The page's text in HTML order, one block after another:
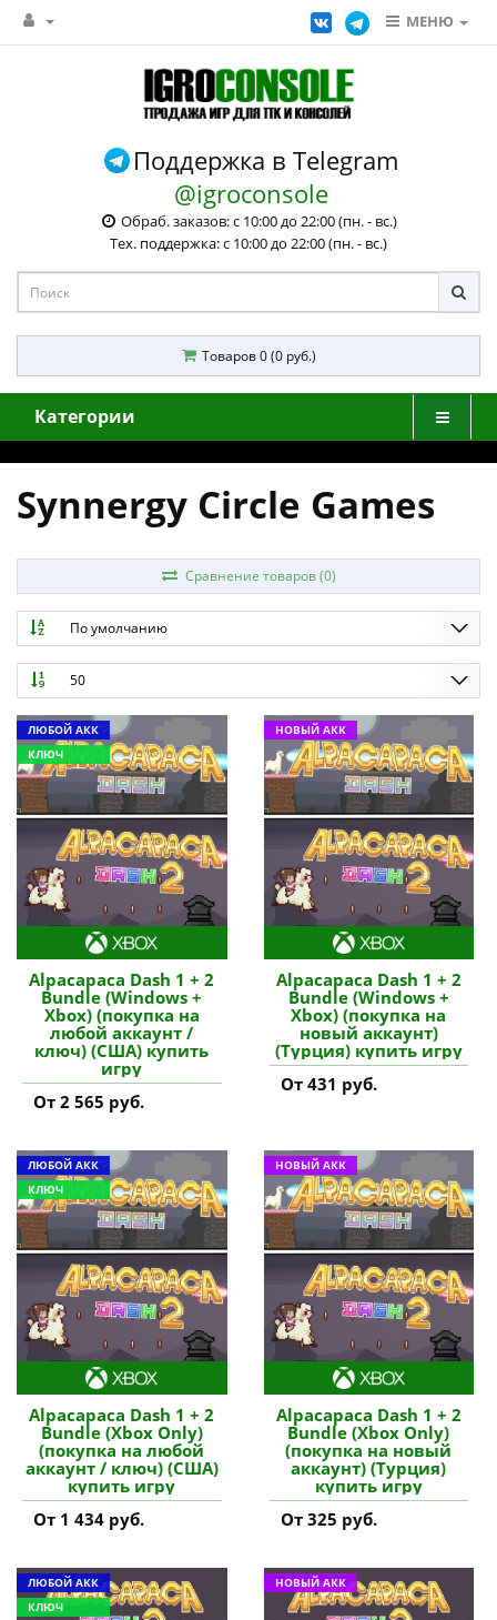
МЕНЮ
Поддержка в Telegram
@igroconsole
Обраб. заказов: с 10:00 до 22:00 (пн. - вс.)
Тех. поддержка: с 10:00 до 22:00 (пн. - вс.)
Товаров 0 (0 руб.)
Категории
Synnergy Circle Games
Сравнение товаров (0)
По умолчанию
50
ЛЮБОЙ АКК
КЛЮЧ
Alpacapaca Dash 1 + 2
Bundle (Windows +
Xbox) (покупка на
любой аккаунт /
ключ) (США) купить
игру
От 2 565 руб.
НОВЫЙ АКК
Alpacapaca Dash 1 + 2
Bundle (Windows +
Xbox) (покупка на
новый аккаунт)
(Турция) купить игру
От 431 руб.
ЛЮБОЙ АКК
КЛЮЧ
Alpacapaca Dash 1 + 2
Bundle (Xbox Only)
(покупка на любой
аккаунт / ключ) (США)
купить игру
От 1 434 руб.
НОВЫЙ АКК
Alpacapaca Dash 1 + 2
Bundle (Xbox Only)
(покупка на новый
аккаунт) (Турция)
купить игру
От 325 руб.
ЛЮБОЙ АКК
КЛЮЧ
НОВЫЙ АКК